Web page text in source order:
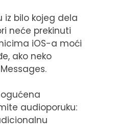
iz bilo kojeg dela
neće prekinuti
iOS-a moći
ako neko
audioporuku: